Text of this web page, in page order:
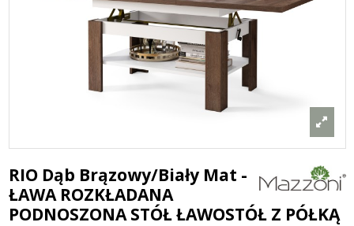
RIO Dąb Brązowy/Biały Mat -
ŁAWA ROZKŁADANA
PODNOSZONA STÓŁ ŁAWOSTÓŁ Z PÓŁKĄ